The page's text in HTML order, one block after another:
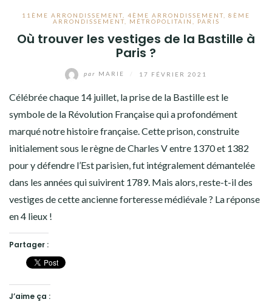
11ÈME ARRONDISSEMENT 4ÈME ARRONDISSEMENT
8ÈME
ARRONDISSEMENT, MÉTROPOLITAIN PARIS
Où trouver les vestiges de la Bastille à
Paris ?
par MARIE 17 FÉVRIER 2021
Célébrée chaque 14 juillet, la prise de la Bastille est le
symbole de la Révolution Française qui a profondément
marqué notre histoire française. Cette prison, construite
initialement sous le règne de Charles V entre 1370 et 1382
pour y défendre l’Est parisien, fut intégralement démantelée
dans les années qui suivirent 1789. Mais alors, reste-t-il des
vestiges de cette ancienne forteresse médiévale ? La réponse
en 4 lieux !
Partager :
J’aime ça :